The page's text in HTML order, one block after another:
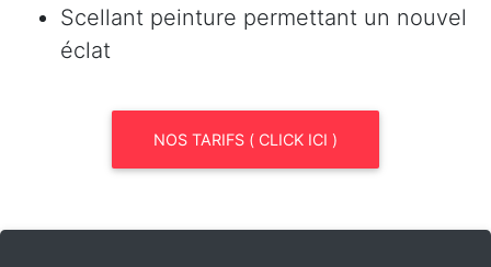
Scellant peinture permettant un nouvel
éclat
NOS TARIFS ( CLICK ICI )